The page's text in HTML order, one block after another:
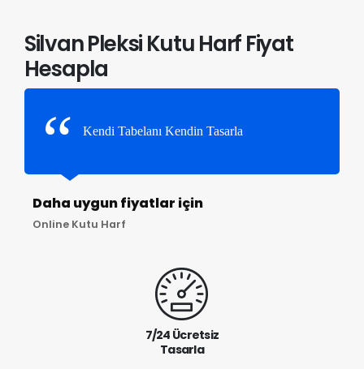
Silvan Pleksi Kutu Harf Fiyat
Hesapla
Kendi Tabelanı Kendin Tasarla
Daha uygun fiyatlar için
Online Kutu Harf
7/24 Ücretsiz
Tasarla